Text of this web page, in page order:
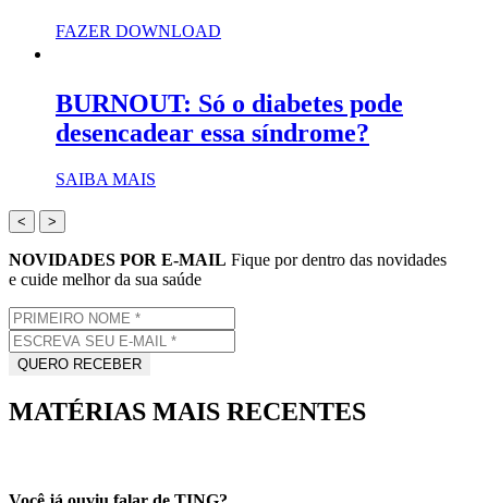
FAZER DOWNLOAD
BURNOUT: Só o diabetes pode
desencadear essa síndrome?
SAIBA MAIS
< >
NOVIDADES POR E-MAIL Fique por dentro das novidades
e cuide melhor da sua saúde
MATÉRIAS MAIS RECENTES